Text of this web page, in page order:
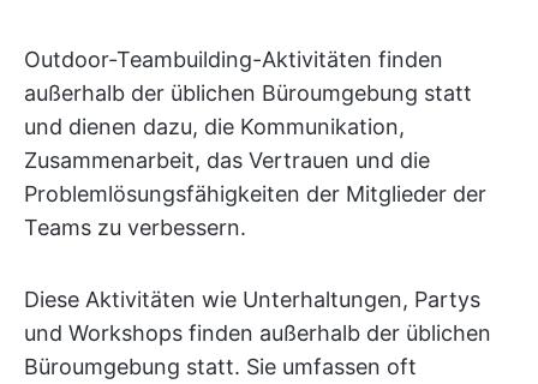
Outdoor-Teambuilding-Aktivitäten finden
außerhalb der üblichen Büroumgebung statt
und dienen dazu, die Kommunikation,
Zusammenarbeit, das Vertrauen und die
Problemlösungsfähigkeiten der Mitglieder der
Teams zu verbessern.
Diese Aktivitäten wie Unterhaltungen, Partys
und Workshops finden außerhalb der üblichen
Büroumgebung statt. Sie umfassen oft